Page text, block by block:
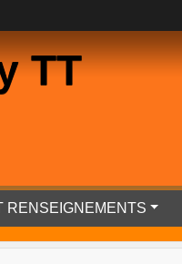
TT
RENSEIGNEMENTS